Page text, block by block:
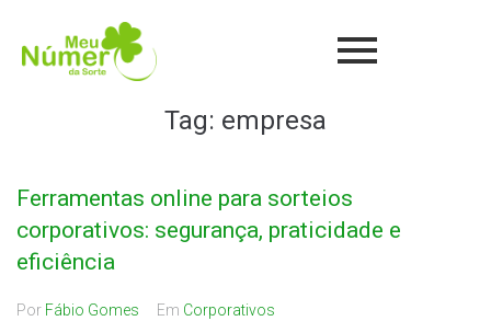
Tag: empresa
Ferramentas online para sorteios
corporativos: segurança, praticidade e
eficiência
Por Fábio Gomes Em Corporativos